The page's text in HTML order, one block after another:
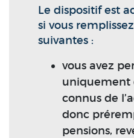
Le dispositif est
si vous
suivantes :
vous avez
uniquement
connus de
donc
pensions,